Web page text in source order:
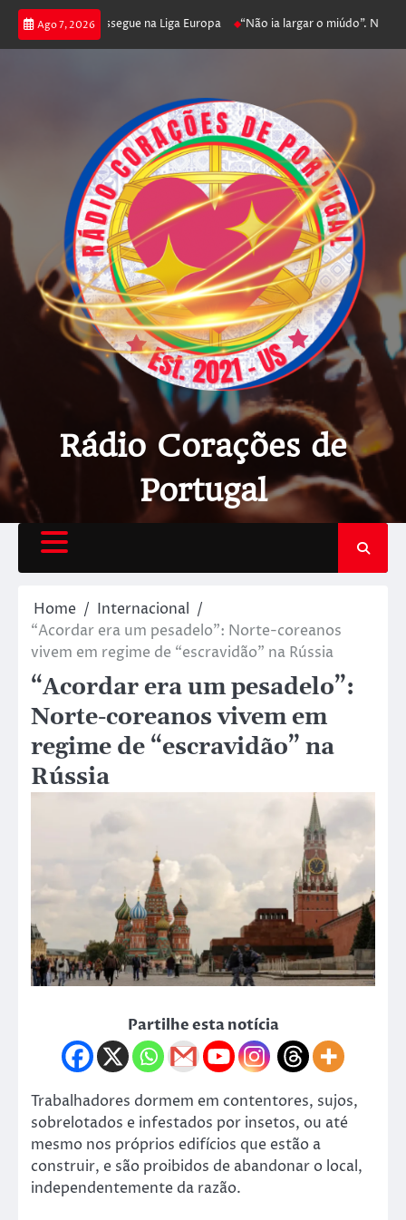
Ago 7, 2026
poker e prossegue na Liga Europa “Não ia largar o miúdo”. Nadador-
Rádio Corações de
Portugal
Home
Internacional
“Acordar era um pesadelo”: Norte-coreanos
vivem em regime de “escravidão” na Rússia
“Acordar era um pesadelo”:
Norte-coreanos vivem em
regime de “escravidão” na
Rússia
Partilhe esta notícia
Trabalhadores dormem em contentores, sujos,
sobrelotados e infestados por insetos, ou até
mesmo nos próprios edifícios que estão a
construir, e são proibidos de abandonar o local,
independentemente da razão.